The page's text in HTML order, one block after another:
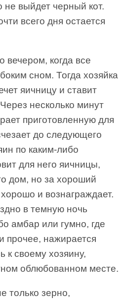
не выйдет черный кот.
всего дня остается
вечером, когда все
сном. Тогда хозяйка
яичницу и ставит
несколько минут
приготовленную для
до следующего
по каким-либо
для него яичницы,
дом, но за хороший
и вознаграждает.
в темную ночь
амбар или гумно, где
прочее, нажирается
к своему хозяину,
облюбованном месте.
только зерно,